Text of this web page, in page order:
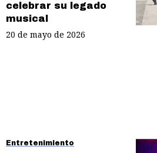
celebrar su legado
musical
20 de mayo de 2026
Entretenimiento